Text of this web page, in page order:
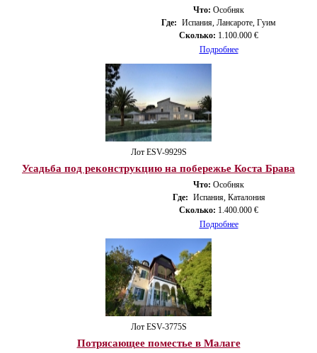
Что: Особняк
Где: Испания, Лансароте, Гуим
Сколько: 1.100.000 €
Подробнее
Лот ESV-9929S
Усадьба под реконструкцию на побережье Коста Брава
Что: Особняк
Где: Испания, Каталония
Сколько: 1.400.000 €
Подробнее
Лот ESV-3775S
Потрясающее поместье в Малаге